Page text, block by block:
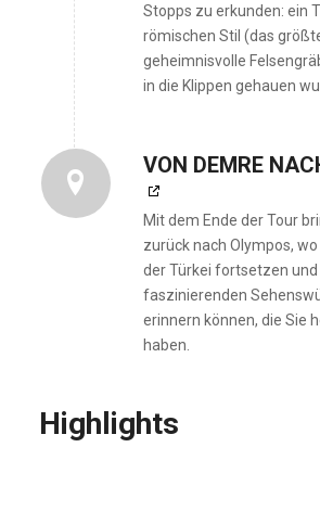
Stopps zu erkunden: ein
römischen Stil (das
geheimnisvolle
in die Klippen gehauen
VON DEMRE
Mit dem Ende der Tour
zurück nach Olympos,
der Türkei fortsetzen und
faszinierenden
erinnern können, die Sie
haben.
Highlights